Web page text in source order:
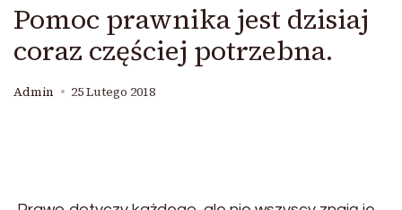
Pomoc prawnika jest dzisiaj
coraz częściej potrzebna.
Admin 25 Lutego 2018